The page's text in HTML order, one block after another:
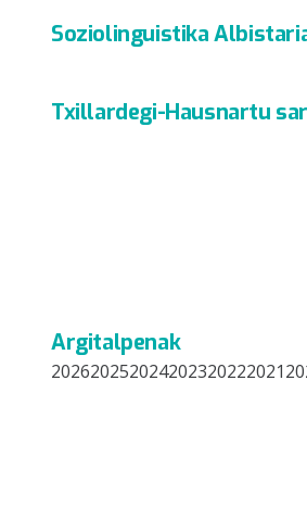
Soziolinguistika
Txillardegi-Hausnartu
Argitalpenak